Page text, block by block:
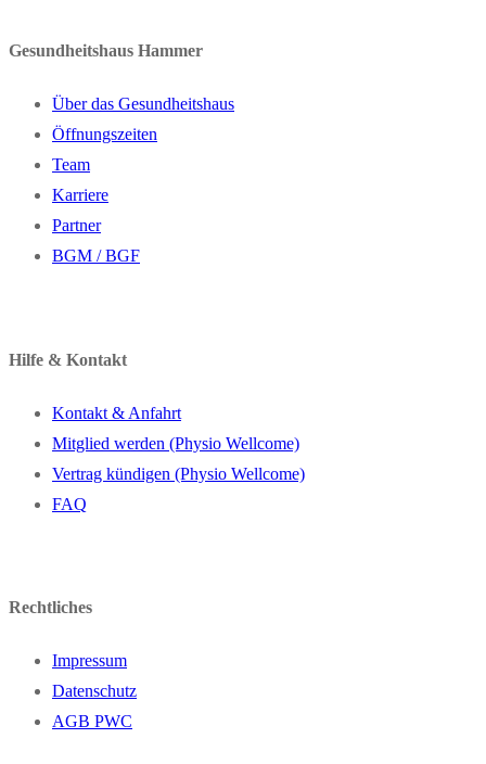
Gesundheitshaus Hammer
Über das Gesundheitshaus
Öffnungszeiten
Team
Karriere
Partner
BGM / BGF
Hilfe & Kontakt
Kontakt & Anfahrt
Mitglied werden (Physio Wellcome)
Vertrag kündigen (Physio Wellcome)
FAQ
Rechtliches
Impressum
Datenschutz
AGB PWC